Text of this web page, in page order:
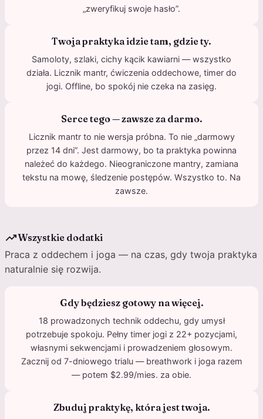
„zweryfikuj swoje hasło”.
Twoja praktyka idzie tam, gdzie ty.
Samoloty, szlaki, cichy kącik kawiarni — wszystko
działa. Licznik mantr, ćwiczenia oddechowe, timer do
jogi. Offline, bo spokój nie czeka na zasięg.
Serce tego — zawsze za darmo.
Licznik mantr to nie wersja próbna. To nie „darmowy
przez 14 dni”. Jest darmowy, bo ta praktyka powinna
należeć do każdego. Nieograniczone mantry, zamiana
tekstu na mowę, śledzenie postępów. Wszystko to. Na
zawsze.
trending_upWszystkie dodatki
Praca z oddechem i joga — na czas, gdy twoja praktyka
naturalnie się rozwija.
Gdy będziesz gotowy na więcej.
18 prowadzonych technik oddechu, gdy umysł
potrzebuje spokoju. Pełny timer jogi z 22+ pozycjami,
własnymi sekwencjami i prowadzeniem głosowym.
Zacznij od 7-dniowego trialu — breathwork i joga razem
— potem $2.99/mies. za obie.
Zbuduj praktykę, która jest twoja.